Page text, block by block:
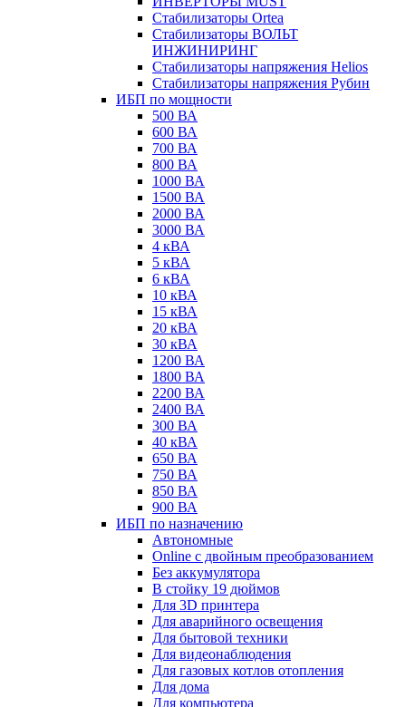
Стабилизаторы Ortea
Стабилизаторы ВОЛЬТ
ИНЖИНИРИНГ
Стабилизаторы напряжения Helios
Стабилизаторы напряжения Рубин
ИБП по мощности
500 ВА
600 ВА
700 ВА
800 ВА
1000 ВА
1500 ВА
2000 ВА
3000 ВА
4 кВА
5 кВА
6 кВА
10 кВА
15 кВА
20 кВА
30 кВА
1200 ВА
1800 ВА
2200 ВА
2400 ВА
300 ВА
40 кВА
650 ВА
750 ВА
850 ВА
900 ВА
ИБП по назначению
Автономные
Online с двойным преобразованием
Без аккумулятора
В стойку 19 дюймов
Для 3D принтера
Для аварийного освещения
Для бытовой техники
Для видеонаблюдения
Для газовых котлов отопления
Для дома
Для компьютера